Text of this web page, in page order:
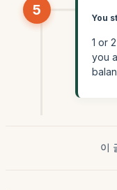
5
You
1 or
you
이